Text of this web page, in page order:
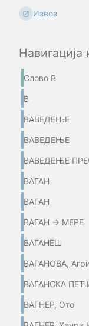
Извоз
Слово В
В
ВАВЕДЕЊЕ
ВАВЕДЕЊЕ
ВАВЕДЕЊЕ
ВАГАН
ВАГАН
ВАГАН → МЕРЕ
ВАГАНЕШ
ВАГАНОВА,
ВАГАНСКА
ВАГНЕР, Ото